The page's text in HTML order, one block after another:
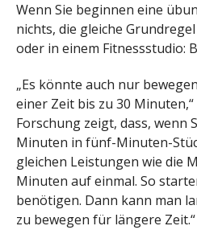
Wenn Sie beginnen eine
nichts, die gleiche
oder in einem Fitnessstudio:
„Es könnte auch nur
einer Zeit bis zu 30 Minuten,“
Forschung zeigt, dass, wenn
Minuten in fünf-Minuten-
gleichen Leistungen wie die
Minuten auf einmal. So
benötigen. Dann kann man
zu bewegen für längere Zeit.“